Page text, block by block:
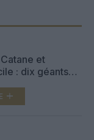
et
: dix géants
la course